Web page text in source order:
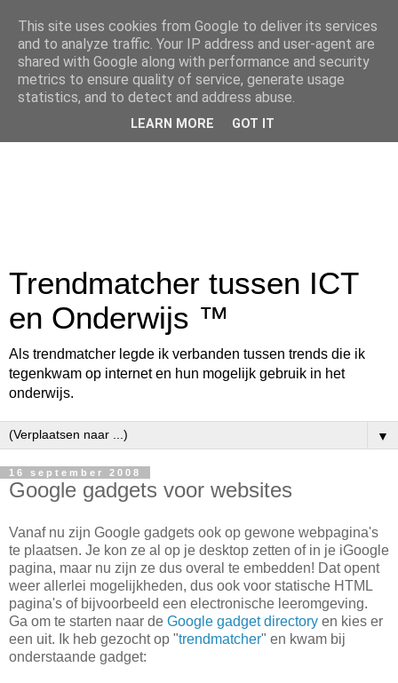
Trendmatcher tussen ICT
en Onderwijs ™
Als trendmatcher legde ik verbanden tussen trends die ik
tegenkwam op internet en hun mogelijk gebruik in het
onderwijs.
▼
16 september 2008
Google gadgets voor websites
Vanaf nu zijn Google gadgets ook op gewone webpagina's
te plaatsen. Je kon ze al op je desktop zetten of in je iGoogle
pagina, maar nu zijn ze dus overal te embedden! Dat opent
weer allerlei mogelijkheden, dus ook voor statische HTML
pagina's of bijvoorbeeld een electronische leeromgeving.
Ga om te starten naar de Google gadget directory en kies er
een uit. Ik heb gezocht op "trendmatcher" en kwam bij
onderstaande gadget:
This site uses cookies from Google to deliver its services
and to analyze traffic. Your IP address and user-agent are
shared with Google along with performance and security
metrics to ensure quality of service, generate usage
statistics, and to detect and address abuse.
LEARN MORE GOT IT